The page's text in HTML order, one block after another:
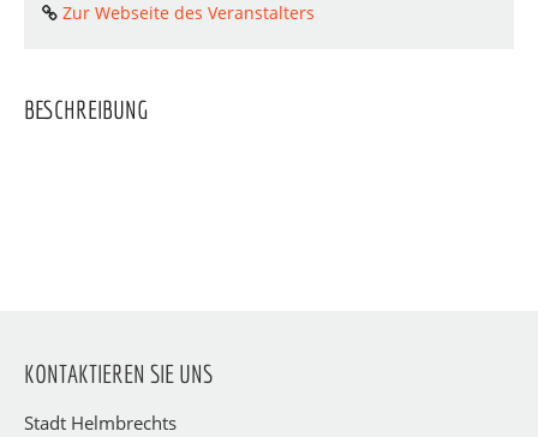
Zur Webseite des Veranstalters
BESCHREIBUNG
KONTAKTIEREN SIE UNS
Stadt Helmbrechts